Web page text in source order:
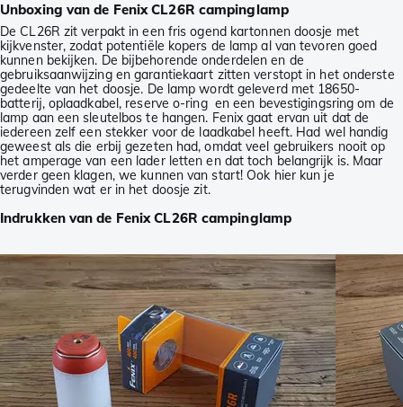
Unboxing van de Fenix CL26R campinglamp
De CL26R zit verpakt in een fris ogend kartonnen doosje met
kijkvenster, zodat potentiële kopers de lamp al van tevoren goed
kunnen bekijken. De bijbehorende onderdelen en de
gebruiksaanwijzing en garantiekaart zitten verstopt in het onderste
gedeelte van het doosje. De lamp wordt geleverd met 18650-
batterij, oplaadkabel, reserve o-ring en een bevestigingsring om de
lamp aan een sleutelbos te hangen. Fenix gaat ervan uit dat de
iedereen zelf een stekker voor de laadkabel heeft. Had wel handig
geweest als die erbij gezeten had, omdat veel gebruikers nooit op
het amperage van een lader letten en dat toch belangrijk is. Maar
verder geen klagen, we kunnen van start! Ook hier kun je
terugvinden wat er in het doosje zit.
Indrukken van de Fenix CL26R campinglamp